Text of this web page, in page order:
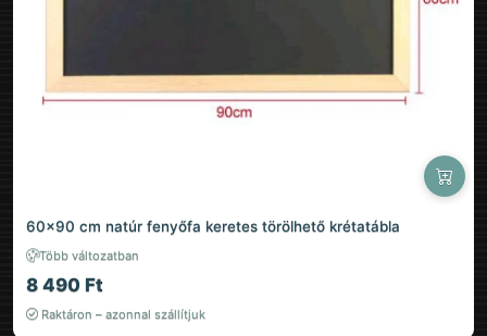
60×90 cm natúr fenyőfa keretes törölhető krétatábla
Több változatban
8 490 Ft
Raktáron – azonnal szállítjuk